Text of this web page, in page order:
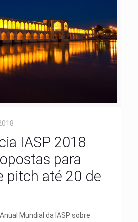
IASP 2018
para
pitch até 20 de
Mundial da IASP sobre